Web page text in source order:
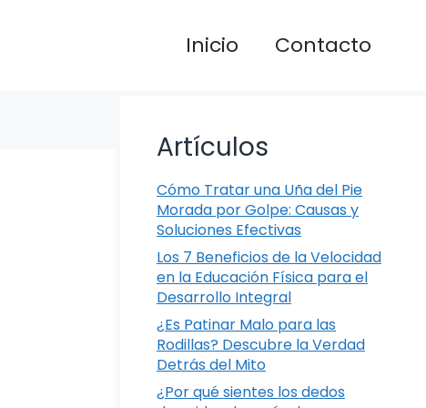
Inicio Contacto
Artículos
Cómo Tratar una Uña del Pie
Morada por Golpe: Causas y
Soluciones Efectivas
Los 7 Beneficios de la Velocidad
en la Educación Física para el
Desarrollo Integral
¿Es Patinar Malo para las
Rodillas? Descubre la Verdad
Detrás del Mito
¿Por qué sientes los dedos